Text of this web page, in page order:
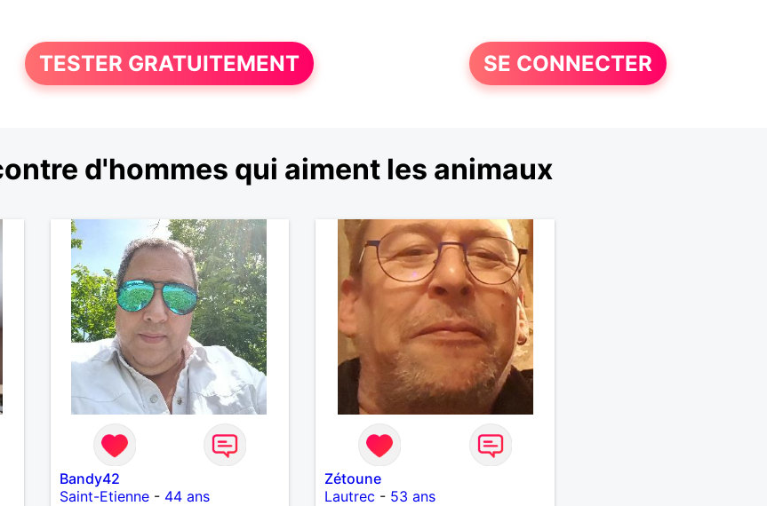
TESTER GRATUITEMENT SE CONNECTER
d'hommes qui aiment les animaux
Bandy42
Saint-Etienne- 44 ans
Zétoune
Lautrec - 53 ans